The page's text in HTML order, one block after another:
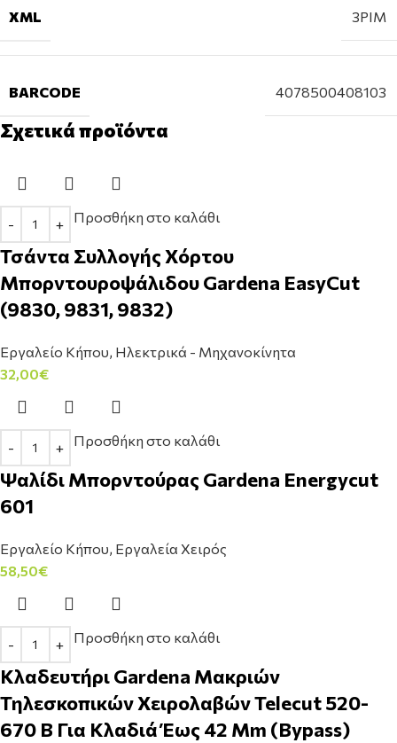
XML 3PIM
BARCODE 4078500408103
Σχετικά προϊόντα
Προσθήκη στο καλάθι
Τσάντα Συλλογής Χόρτου
Μπορντουροψάλιδου Gardena EasyCut
(9830, 9831, 9832)
Εργαλείο Κήπου, Ηλεκτρικά - Μηχανοκίνητα
32,00€
Προσθήκη στο καλάθι
Ψαλίδι Μπορντούρας Gardena Energycut
601
Εργαλείο Κήπου, Εργαλεία Χειρός
58,50€
Προσθήκη στο καλάθι
Κλαδευτήρι Gardena Μακριών
Τηλεσκοπικών Χειρολαβών Telecut 520-
670 B Για Κλαδιά Έως 42 Mm (Bypass)